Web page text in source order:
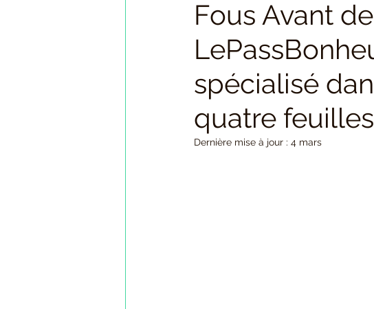
Bijoux porte-bonheur avec trèfle Cadeau
Fous Avant
spécialisé
quatre
Dernière mise à jour : 4 mars